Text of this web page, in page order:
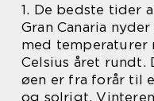
1. De bedste tider
Gran Canaria
med temperaturer
Celsius året rundt.
øen er fra forår til
og solrigt.